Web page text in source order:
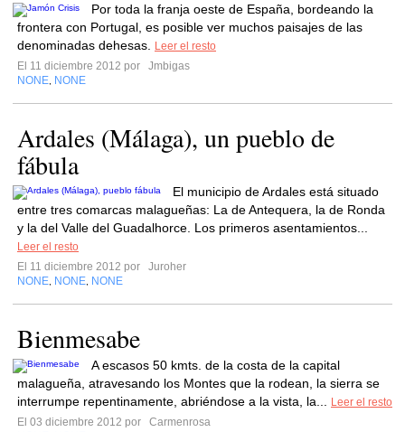
Por toda la franja oeste de España, bordeando la
frontera con Portugal, es posible ver muchos paisajes de las
denominadas dehesas.
Leer el resto
El 11 diciembre 2012 por
Jmbigas
NONE NONE
Ardales (Málaga), un pueblo de
fábula
El municipio de Ardales está situado
entre tres comarcas malagueñas: La de Antequera, la de Ronda
y la del Valle del Guadalhorce. Los primeros asentamientos...
Leer el resto
El 11 diciembre 2012 por
Juroher
NONE NONE NONE
Bienmesabe
A escasos 50 kmts. de la costa de la capital
malagueña, atravesando los Montes que la rodean, la sierra se
interrumpe repentinamente, abriéndose a la vista, la...
Leer el resto
El 03 diciembre 2012 por
Carmenrosa